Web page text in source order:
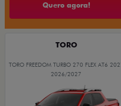
Quero agora!
TORO
TORO FREEDOM TURBO 270 FLEX AT6
2026/2027